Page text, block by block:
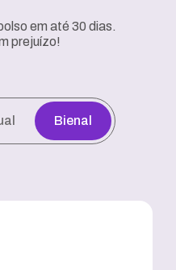
em até 30 dias.
prejuízo!
Bienal